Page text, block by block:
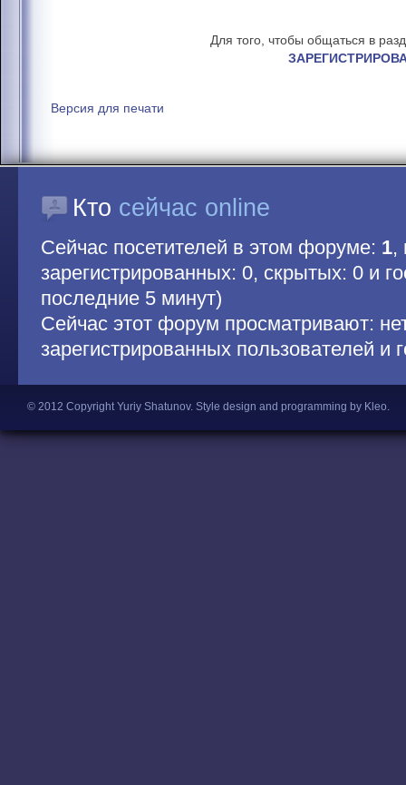
Для того, чтобы общаться в
Версия для печати
Кто сейчас online
Сейчас посетителей в этом форуме: 1,
зарегистрированных: 0, скрытых: 0 и
последние 5 минут)
Сейчас этот форум просматривают:
зарегистрированных пользователей и
© 2012 Copyright Yuriy Shatunov. Style design and programming by Kleo.